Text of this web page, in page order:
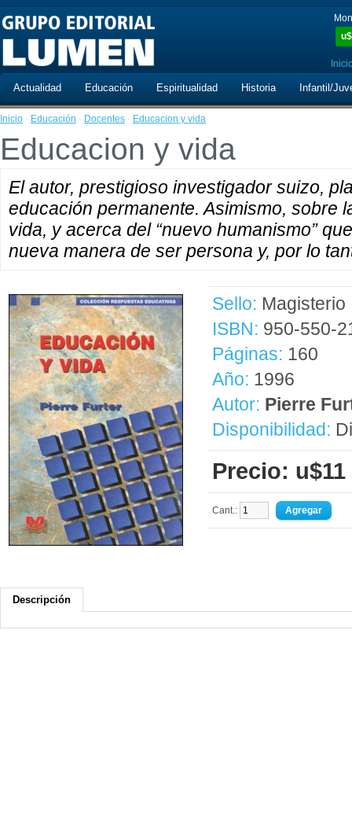
u$
Actualidad Educación Espiritualidad Historia Infantil/
Inicio · Educación · Docentes · Educacion y vida
Educacion y vida
El autor, prestigioso investigador suizo,
educación permanente. Asimismo, sobre
vida, y acerca del “nuevo humanismo”
nueva manera de ser persona y, por lo
Sello: Magisterio
ISBN: 950-550-
Páginas: 160
Año: 1996
Autor: Pierre
Disponibilidad:
Precio: u$11
Cant.:
Descripción